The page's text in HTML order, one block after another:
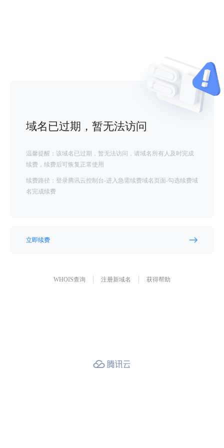
域名已过期，暂无法访问
温馨提醒：该域名已过期，暂无法访问，请域名所有人及时完成
续费，续费后可恢复正常使用
续费路径：登录腾讯云控制台-进入急需续费域名页面-勾选续费域
名完成续费
立即续费
WHOIS查询 注册新域名 获得帮助